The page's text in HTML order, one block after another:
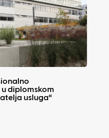
diplomskom
usluga“